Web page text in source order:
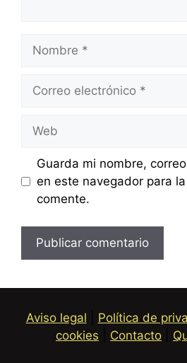
Nombre
Correo
Web
Guarda mi nombre,
en este navegador para
comente.
Aviso legal Política de
cookies
Contacto